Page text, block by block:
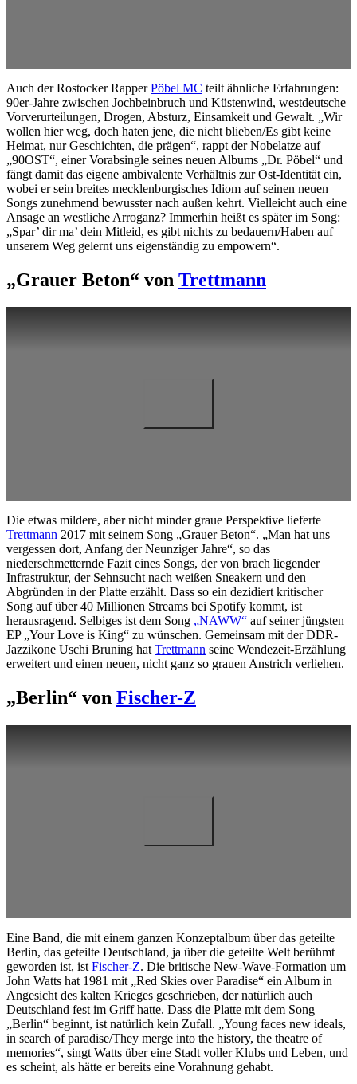
Auch der Rostocker RapperPöbel MC teilt ähnliche Erfahrungen:
90er-Jahre zwischen Jochbeinbruch und Küstenwind, westdeutsche
Vorverurteilungen, Drogen, Absturz, Einsamkeit und Gewalt. „Wir
wollen hier weg, doch haten jene, die nicht blieben/Es gibt keine
Heimat, nur Geschichten, die prägen“, rappt der Nobelatze auf
„90OST“, einer Vorabsingle seines neuen Albums „Dr. Pöbel“ und
fängt damit das eigene ambivalente Verhältnis zur Ost-Identität ein,
wobei er sein breites mecklenburgisches Idiom auf seinen neuen
Songs zunehmend bewusster nach außen kehrt. Vielleicht auch eine
Ansage an westliche Arroganz? Immerhin heißt es später im Song:
„Spar’ dir ma’ dein Mitleid, es gibt nichts zu bedauern/Haben auf
unserem Weg gelernt uns eigenständig zu empowern“.
„Grauer Beton“ von Trettmann
Die etwas mildere, aber nicht minder graue Perspektive lieferte
Trettmann 2017 mit seinem Song „Grauer Beton“. „Man hat uns
vergessen dort, Anfang der Neunziger Jahre“, so das
niederschmetternde Fazit eines Songs, der von brach liegender
Infrastruktur, der Sehnsucht nach weißen Sneakern und den
Abgründen in der Platte erzählt. Dass so ein dezidiert kritischer
Song auf über 40 Millionen Streams bei Spotify kommt, ist
herausragend. Selbiges ist dem Song „NAWW“ auf seiner jüngsten
EP „Your Love is King“ zu wünschen. Gemeinsam mit der DDR-
Jazzikone Uschi Bruning hat Trettmann seine Wendezeit-Erzählung
erweitert und einen neuen, nicht ganz so grauen Anstrich verliehen.
„Berlin“ von Fischer-Z
Eine Band, die mit einem ganzen Konzeptalbum über das geteilte
Berlin, das geteilte Deutschland, ja über die geteilte Welt berühmt
geworden ist, ist Fischer-Z. Die britische New-Wave-Formation um
John Watts hat 1981 mit „Red Skies over Paradise“ ein Album in
Angesicht des kalten Krieges geschrieben, der natürlich auch
Deutschland fest im Griff hatte. Dass die Platte mit dem Song
„Berlin“ beginnt, ist natürlich kein Zufall. „Young faces new ideals,
in search of paradise/They merge into the history, the theatre of
memories“, singt Watts über eine Stadt voller Klubs und Leben, und
es scheint, als hätte er bereits eine Vorahnung gehabt.